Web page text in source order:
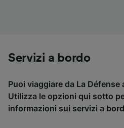
Servizi a bordo
Puoi viaggiare da La Défense
Utilizza le opzioni qui sotto
informazioni sui servizi a